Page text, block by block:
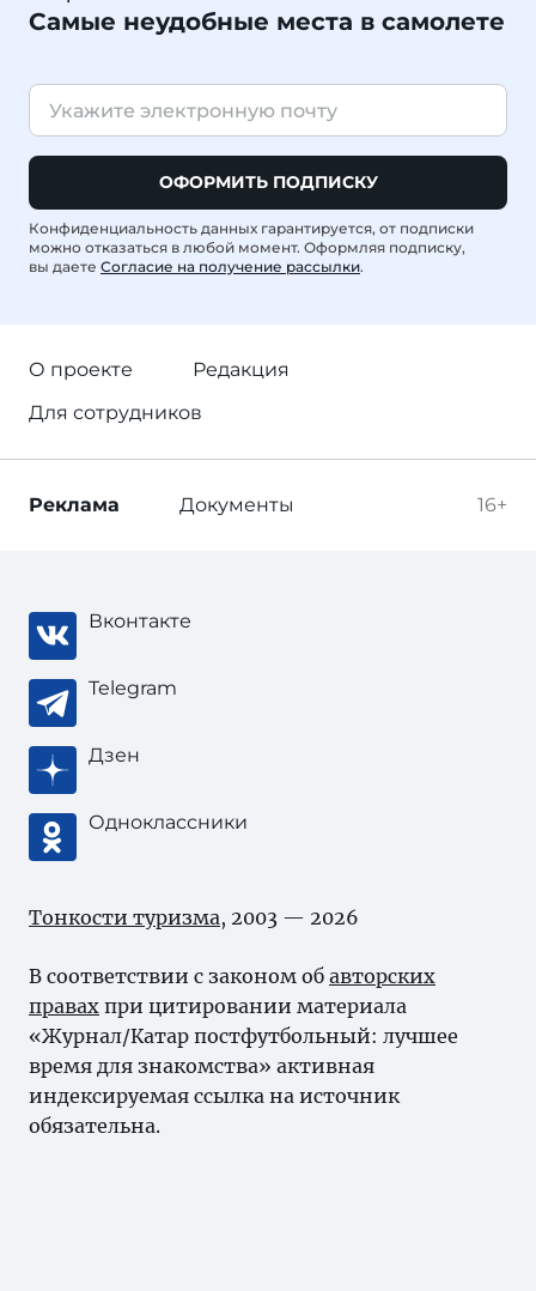
Самые неудобные места в самолете
ОФОРМИТЬ ПОДПИСКУ
Конфиденциальность данных гарантируется, от подписки
можно отказаться в любой момент. Оформляя подписку,
вы даете Согласие на получение рассылки.
О проекте
Редакция
Для сотрудников
16+
Реклама Документы
Вконтакте
Telegram
Дзен
Одноклассники
Тонкости туризма, 2003 — 2026
В соответствии с законом об авторских
правах при цитировании материала
«Журнал/Катар постфутбольный: лучшее
время для знакомства» активная
индексируемая ссылка на источник
обязательна.